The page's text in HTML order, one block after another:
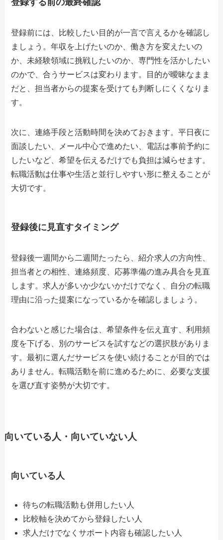
登録する前の最終確認
登録前には、比較したい目的が一言で言えるかを確認し
ましょう。年収を上げたいのか、働き方を変えたいの
か、未経験領域に挑戦したいのか、専門性を活かしたい
のかで、合うサービスは変わります。目的が曖昧なまま
だと、担当者からの提案を受けても判断しにくくなりま
す。
次に、連絡手段と活動時間を決めておきます。平日夜に
面談したい、メール中心で進めたい、電話は事前予約に
したいなど、希望を伝えるだけでも負担は減らせます。
転職活動は仕事や生活と並行しやすい形に整えることが
大切です。
登録後に見直すタイミング
登録後一週間から二週間たったら、紹介求人の方向性、
担当者との相性、連絡頻度、応募準備の進み具合を見直
します。求人が多いか少ないかだけでなく、自分の転職
理由に沿った提案になっているかを確認しましょう。
合わないと感じた場合は、希望条件を伝え直す、利用頻
度を下げる、別のサービスを試すなどの選択肢がありま
す。最初に選んだサービスを使い続けることが目的では
ありません。転職活動を前に進めるために、必要な支援
を選び直す姿勢が大切です。
向いている人・向いていない人
向いている人
待ちの転職活動も併用したい人
比較軸を決めてから登録したい人
求人だけでなくサポート内容も確認したい人